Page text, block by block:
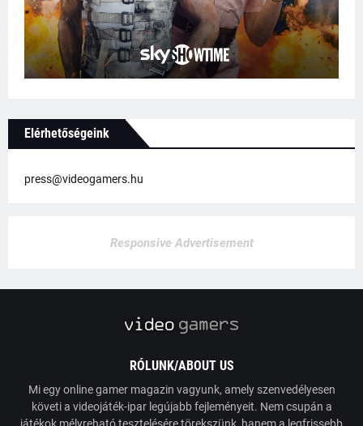
Elérhetőségeink
press@videogamers.hu
Responsive Advertisement
RÓLUNK/ABOUT US
Mi egy online gamer magazin vagyunk, amely szenvedélyesen
követi a videojáték-ipar legújabb fejleményeit. Nem csupán a